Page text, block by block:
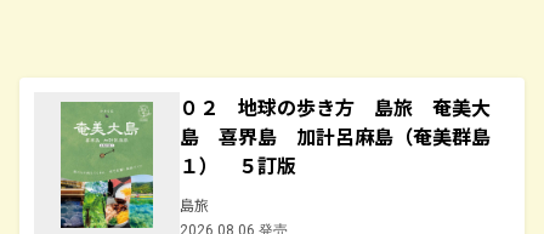
０２ 地球の歩き方 島旅 奄美大
島 喜界島 加計呂麻島（奄美群島
１） ５訂版
島旅
2026.08.06 発売